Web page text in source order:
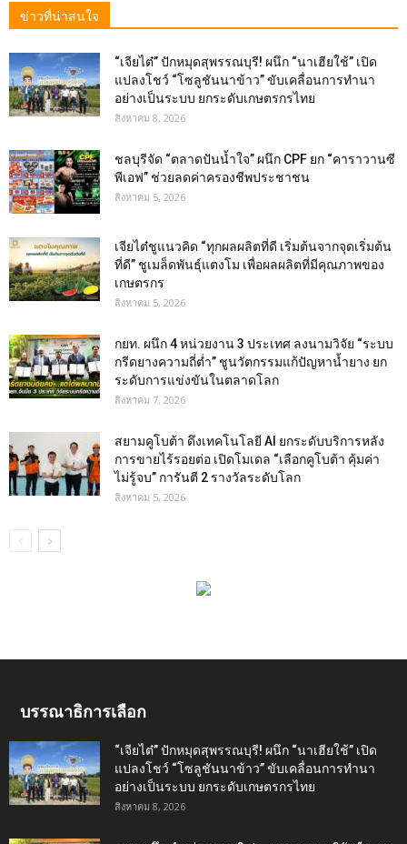
ข่าวที่น่าสนใจ
“เจียไต๋” ปักหมุดสุพรรณบุรี! ผนึก “นาเฮียใช้” เปิด
แปลงโชว์ “โซลูชันนาข้าว” ขับเคลื่อนการทำนา
อย่างเป็นระบบ ยกระดับเกษตรกรไทย
สิงหาคม 8, 2026
ชลบุรีจัด “ตลาดปันน้ำใจ” ผนึก CPF ยก “คาราวานซี
พีเอฟ” ช่วยลดค่าครองชีพประชาชน
สิงหาคม 5, 2026
เจียไต๋ชูแนวคิด “ทุกผลผลิตที่ดี เริ่มต้นจากจุดเริ่มต้น
ที่ดี” ชูเมล็ดพันธุ์แตงโม เพื่อผลผลิตที่มีคุณภาพของ
เกษตรกร
สิงหาคม 5, 2026
กยท. ผนึก 4 หน่วยงาน 3 ประเทศ ลงนามวิจัย “ระบบ
กรีดยางความถี่ต่ำ” ชูนวัตกรรมแก้ปัญหาน้ำยาง ยก
ระดับการแข่งขันในตลาดโลก
สิงหาคม 7, 2026
สยามคูโบต้า ดึงเทคโนโลยี AI ยกระดับบริการหลัง
การขายไร้รอยต่อ เปิดโมเดล “เลือกคูโบต้า คุ้มค่า
ไม่รู้จบ” การันตี 2 รางวัลระดับโลก
สิงหาคม 5, 2026
บรรณาธิการเลือก
“เจียไต๋” ปักหมุดสุพรรณบุรี! ผนึก “นาเฮียใช้” เปิด
แปลงโชว์ “โซลูชันนาข้าว” ขับเคลื่อนการทำนา
อย่างเป็นระบบ ยกระดับเกษตรกรไทย
สิงหาคม 8, 2026